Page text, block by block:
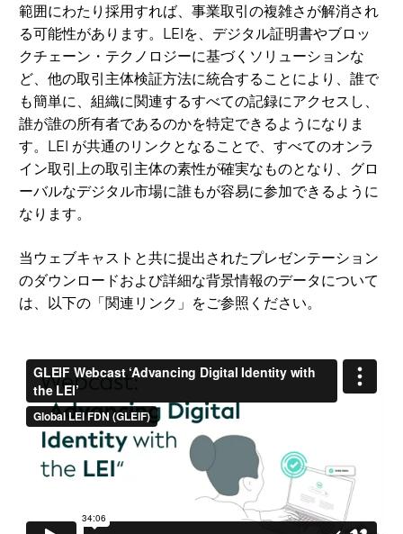
範囲にわたり採用すれば、事業取引の複雑さが解消され
る可能性があります。LEIを、デジタル証明書やブロッ
クチェーン・テクノロジーに基づくソリューションな
ど、他の取引主体検証方法に統合することにより、誰で
も簡単に、組織に関連するすべての記録にアクセスし、
誰が誰の所有者であるのかを特定できるようになりま
す。LEI が共通のリンクとなることで、すべてのオンラ
イン取引上の取引主体の素性が確実なものとなり、グロ
ーバルなデジタル市場に誰もが容易に参加できるように
なります。
当ウェブキャストと共に提出されたプレゼンテーション
のダウンロードおよび詳細な背景情報のデータについて
は、以下の「関連リンク」をご参照ください。